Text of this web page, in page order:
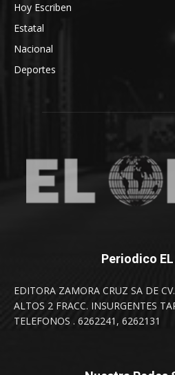
Hoy Escriben
Estatal
Nacional
Deportes
Periodico EL
EDITORA ZAMORA CRUZ SA DE
ALTOS 2 FRACC. INSURGENTES
TELEFONOS . 6262241, 6262131